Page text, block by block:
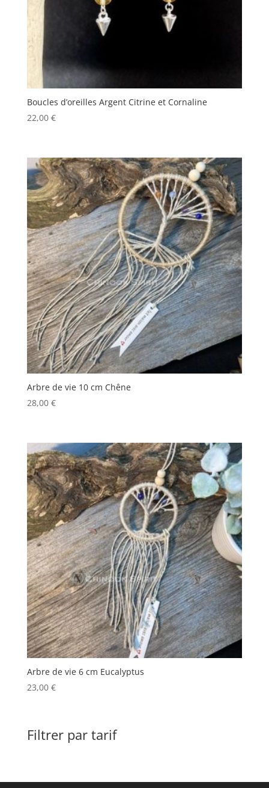
Boucles d’oreilles Argent Citrine et Cornaline
22,00 €
Arbre de vie 10 cm Chêne
28,00 €
Arbre de vie 6 cm Eucalyptus
23,00 €
Filtrer par tarif